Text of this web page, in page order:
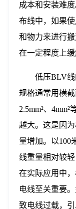
成本和安装难
布线中，如果
和物力来进行
在一定程度上缓
低压BLV
规格通常用横
2.5mm²、
越大。这是因
量增加。以100
线重量相对较轻
在实际应用中
电线至关重要
致电线过载，